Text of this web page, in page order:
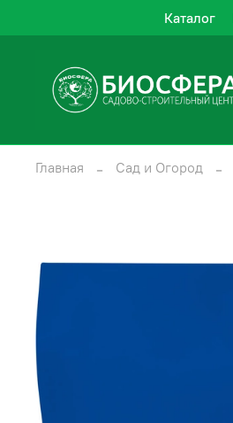
Каталог
Главная Сад и Огород